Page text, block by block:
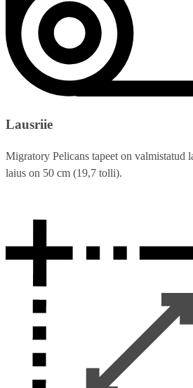
Lausriie
Migratory Pelicans tapeet on valmistatud
laius on 50 cm (19,7 tolli).